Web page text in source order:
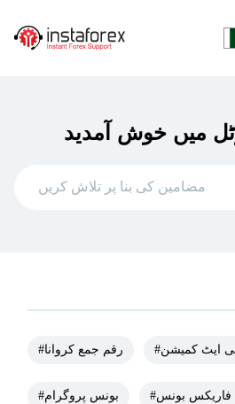
میں خوش آمدید
#رقم جمع کروانا لی ایٹ کمیشن
#بونس پروگرام فاریکس بونس